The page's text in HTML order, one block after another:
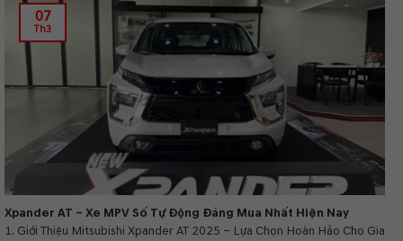
Xpander AT – Xe MPV Số Tự Động Đáng Mua Nhất Hiện Nay
1. Giới Thiệu Mitsubishi Xpander AT 2025 – Lựa Chọn Hoàn Hảo Cho Gia
07
Th3